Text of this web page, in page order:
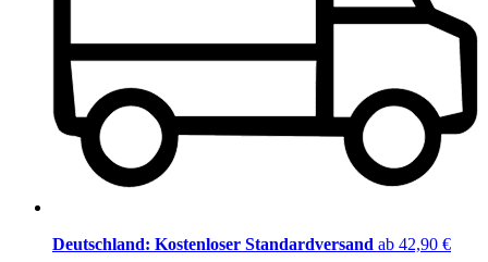
Deutschland: Kostenloser Standardversand ab 42,90 €